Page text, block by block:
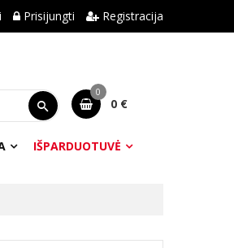
Prisijungti Registracija
0
0 €
IŠPARDUOTUVĖ